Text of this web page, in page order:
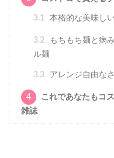
3.1 本格的な美味し
3.2
もちもち麺と病
ル麺
3.3 アレンジ自由な
4
これであなたもコ
雑誌